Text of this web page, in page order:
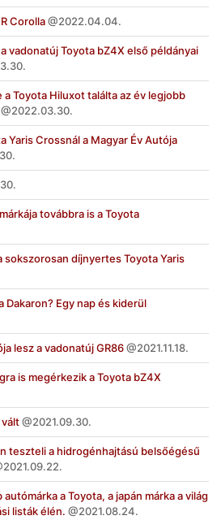
Corolla 2022.04.04.
vadonatúj Toyota bZ4X első példányai
a Toyota Hiluxot találta az év legjobb
2022.03.30.
Yaris Crossnál a Magyar Év Autója
továbbra is a Toyota
sokszorosan díjnyertes Toyota Yaris
Dakaron? Egy nap és kiderül
lesz a vadonatúj GR86 2021.11.18.
is megérkezik a Toyota bZ4X
vált 2021.09.30.
teszteli a hidrogénhajtású belsőégésű
2021.09.22.
a Toyota, a japán márka a világ
listák élén.
2021.08.24.